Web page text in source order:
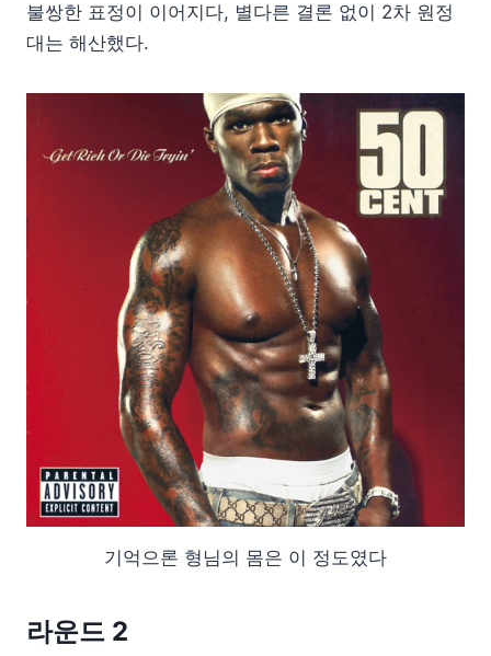
불쌍한 표정이 이어지다, 별다른 결론 없이 2차 원정
대는 해산했다.
기억으론 형님의 몸은 이 정도였다
라운드 2